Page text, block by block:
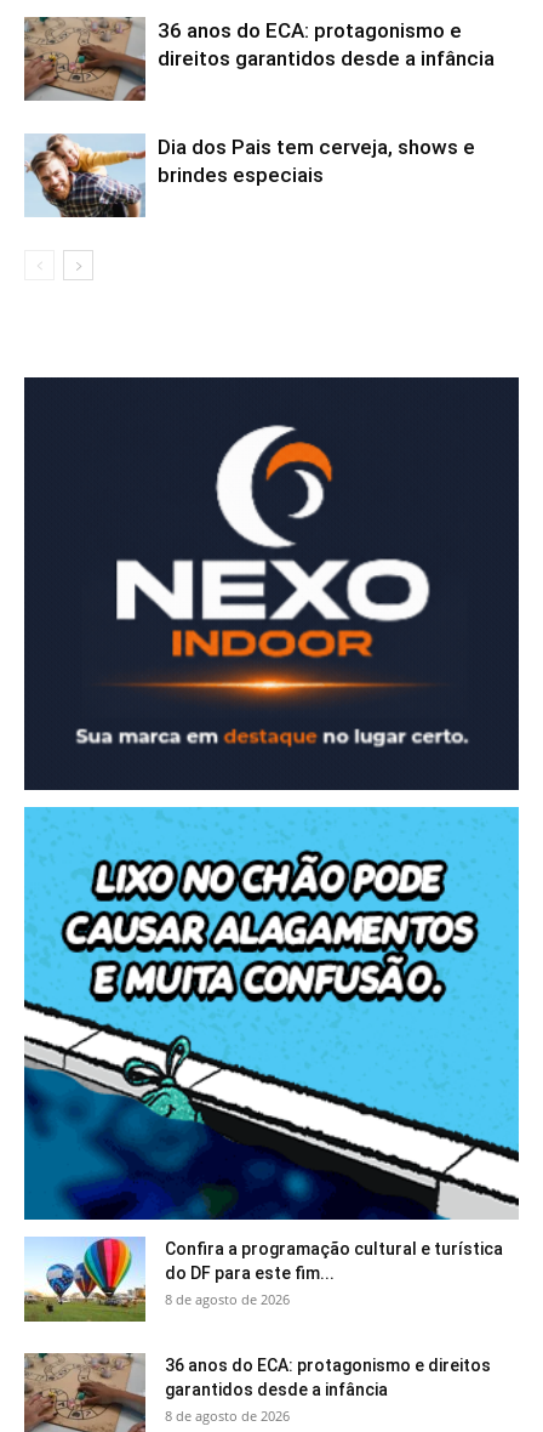
36 anos do ECA: protagonismo e
direitos garantidos desde a infância
Dia dos Pais tem cerveja, shows e
brindes especiais
Confira a programação cultural e turística
do DF para este fim...
8 de agosto de 2026
36 anos do ECA: protagonismo e direitos
garantidos desde a infância
8 de agosto de 2026